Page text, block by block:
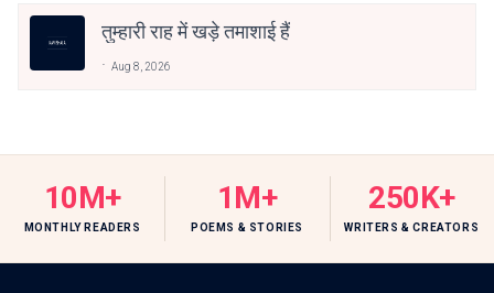
तुम्हारी राह में खड़े तमाशाई हैं
Aug 8, 2026
10M+
MONTHLY READERS
1M+
POEMS & STORIES
250K+
WRITERS & CREATORS